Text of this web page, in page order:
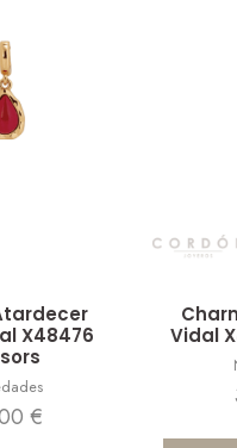
X48476
€
Vidal